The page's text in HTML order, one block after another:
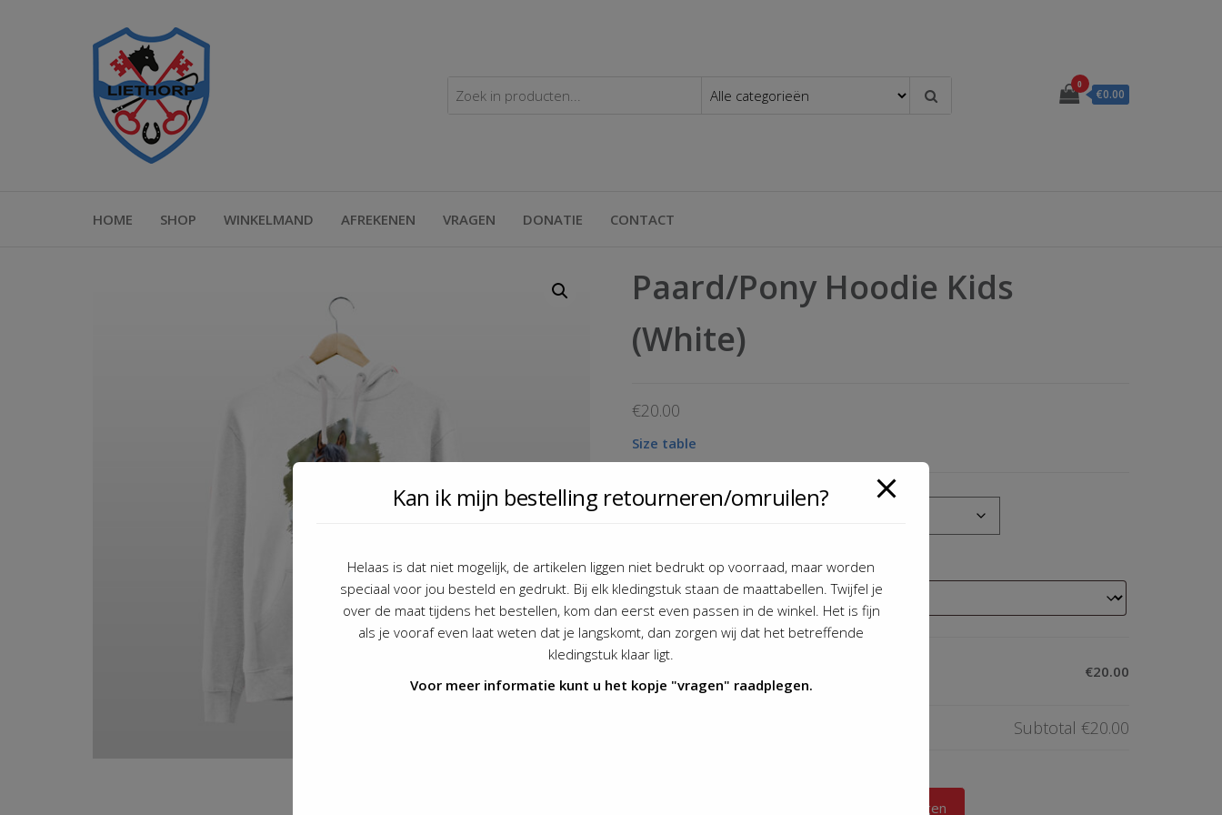
0
€0.00
HOME SHOP WINKELMAND AFREKENEN VRAGEN DONATIE CONTACT
Paard/Pony Hoodie Kids
(White)
€20.00
Size table
Size
Paard/Pony*
€20.00
Subtotal €20.00
Toevoegen aan winkelwagen
Kan ik mijn bestelling retourneren/omruilen?
Helaas is dat niet mogelijk, de artikelen liggen niet bedrukt op voorraad, maar worden
speciaal voor jou besteld en gedrukt. Bij elk kledingstuk staan de maattabellen. Twijfel je
over de maat tijdens het bestellen, kom dan eerst even passen in de winkel. Het is fijn
als je vooraf even laat weten dat je langskomt, dan zorgen wij dat het betreffende
kledingstuk klaar ligt.
Voor meer informatie kunt u het kopje "vragen" raadplegen.